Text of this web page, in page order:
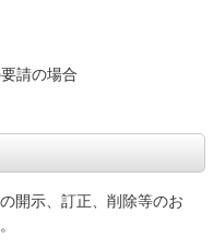
請の場合
開示、訂正、削除等のお